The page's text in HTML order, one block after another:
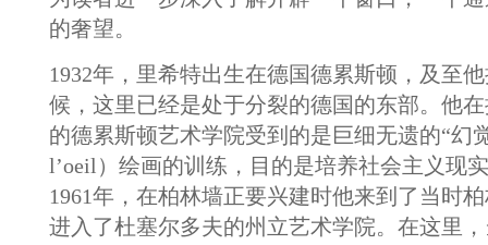
的奢望。
1932年，里希特出生在德国德累斯顿，及至
候，这里已经是处于分裂的德国的东部。他
的德累斯顿艺术学院受到的是巨细无遗的“幻
l’oeil）绘画的训练，目的是培养社会主义现
1961年，在柏林墙正要兴建时他来到了当时
进入了杜塞尔多夫的州立艺术学院。在这里